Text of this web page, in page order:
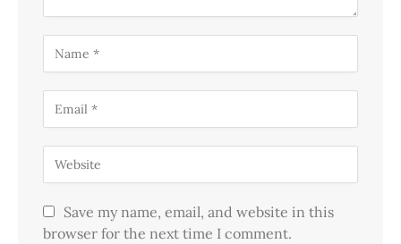
Save my name, email, and website in this
browser for the next time I comment.